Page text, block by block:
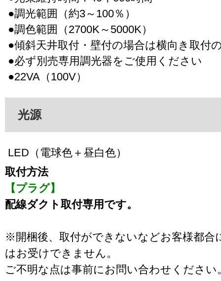
●調光範囲（約3～100％）
●調色範囲（2700K～5000K）
●傾斜天井取付・壁付の場合は横向き取付
●必ず別売専用調光器をご使用ください
●22VA（100V）
光源
LED（電球色＋昼白色）
取付方法
【プラグ】
配線ダクト取付専用です。
※開梱後、取付ができないなどお客様都合
はお受けできません。
ご不明な点は事前にお問い合わせください